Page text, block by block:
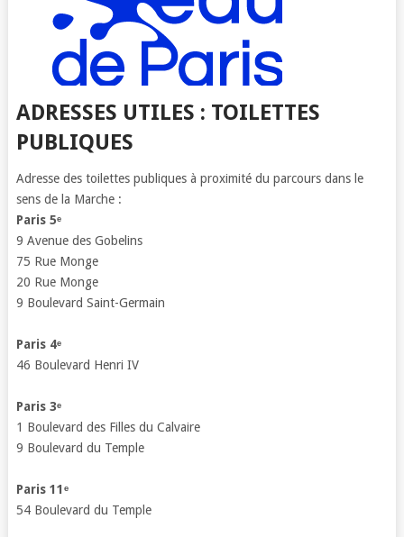
ADRESSES UTILES : TOILETTES
PUBLIQUES
Adresse des toilettes publiques à proximité du parcours dans le
sens de la Marche :
Paris 5ᵉ
9 Avenue des Gobelins
75 Rue Monge
20 Rue Monge
9 Boulevard Saint-Germain
Paris 4ᵉ
46 Boulevard Henri IV
Paris 3ᵉ
1 Boulevard des Filles du Calvaire
9 Boulevard du Temple
Paris 11ᵉ
54 Boulevard du Temple